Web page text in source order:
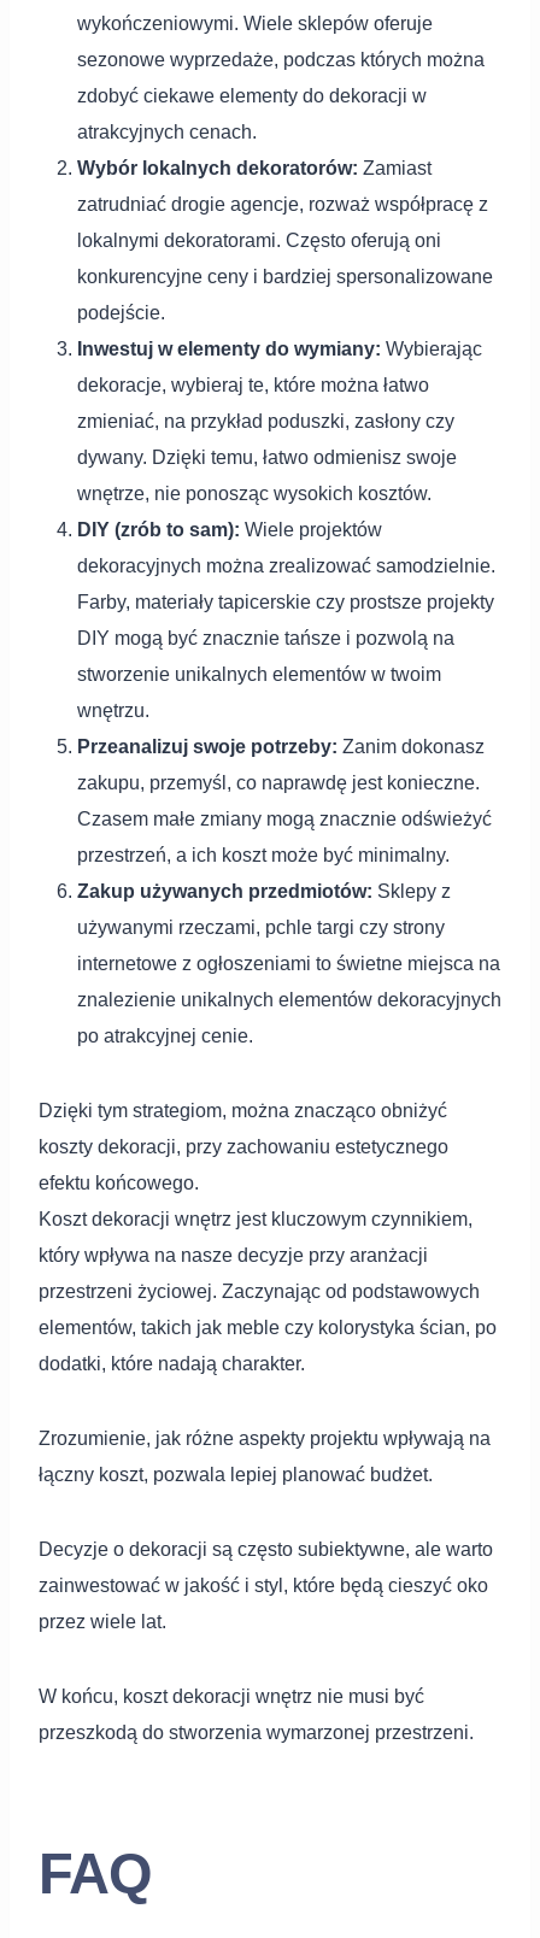
wykończeniowymi. Wiele sklepów oferuje
sezonowe wyprzedaże, podczas których można
zdobyć ciekawe elementy do dekoracji w
atrakcyjnych cenach.
Wybór lokalnych dekoratorów: Zamiast
zatrudniać drogie agencje, rozważ współpracę z
lokalnymi dekoratorami. Często oferują oni
konkurencyjne ceny i bardziej spersonalizowane
podejście.
Inwestuj w elementy do wymiany: Wybierając
dekoracje, wybieraj te, które można łatwo
zmieniać, na przykład poduszki, zasłony czy
dywany. Dzięki temu, łatwo odmienisz swoje
wnętrze, nie ponosząc wysokich kosztów.
DIY (zrób to sam): Wiele projektów
dekoracyjnych można zrealizować samodzielnie.
Farby, materiały tapicerskie czy prostsze projekty
DIY mogą być znacznie tańsze i pozwolą na
stworzenie unikalnych elementów w twoim
wnętrzu.
Przeanalizuj swoje potrzeby: Zanim dokonasz
zakupu, przemyśl, co naprawdę jest konieczne.
Czasem małe zmiany mogą znacznie odświeżyć
przestrzeń, a ich koszt może być minimalny.
Zakup używanych przedmiotów: Sklepy z
używanymi rzeczami, pchle targi czy strony
internetowe z ogłoszeniami to świetne miejsca na
znalezienie unikalnych elementów dekoracyjnych
po atrakcyjnej cenie.
Dzięki tym strategiom, można znacząco obniżyć
koszty dekoracji, przy zachowaniu estetycznego
efektu końcowego.
Koszt dekoracji wnętrz jest kluczowym czynnikiem,
który wpływa na nasze decyzje przy aranżacji
przestrzeni życiowej. Zaczynając od podstawowych
elementów, takich jak meble czy kolorystyka ścian, po
dodatki, które nadają charakter.
Zrozumienie, jak różne aspekty projektu wpływają na
łączny koszt, pozwala lepiej planować budżet.
Decyzje o dekoracji są często subiektywne, ale warto
zainwestować w jakość i styl, które będą cieszyć oko
przez wiele lat.
W końcu, koszt dekoracji wnętrz nie musi być
przeszkodą do stworzenia wymarzonej przestrzeni.
FAQ